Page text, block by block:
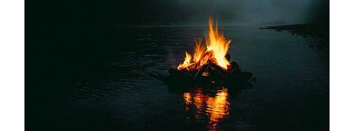
Emozioni, la chiave di
tutto
Portafoglio